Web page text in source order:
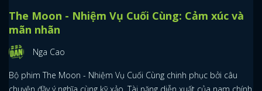
The Moon - Nhiệm Vụ Cuối Cùng: Cảm xúc và
mãn nhãn
Nga Cao
Bộ phim The Moon - Nhiệm Vụ Cuối Cùng chinh phục bởi câu